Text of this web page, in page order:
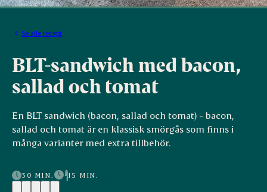
Se alle recept
BLT-sandwich med bacon,
sallad och tomat
En BLT sandwich (bacon, sallad och tomat) - bacon,
sallad och tomat är en klassisk smörgås som finns i
många varianter med extra tillbehör.
30 MIN. 15 MIN.